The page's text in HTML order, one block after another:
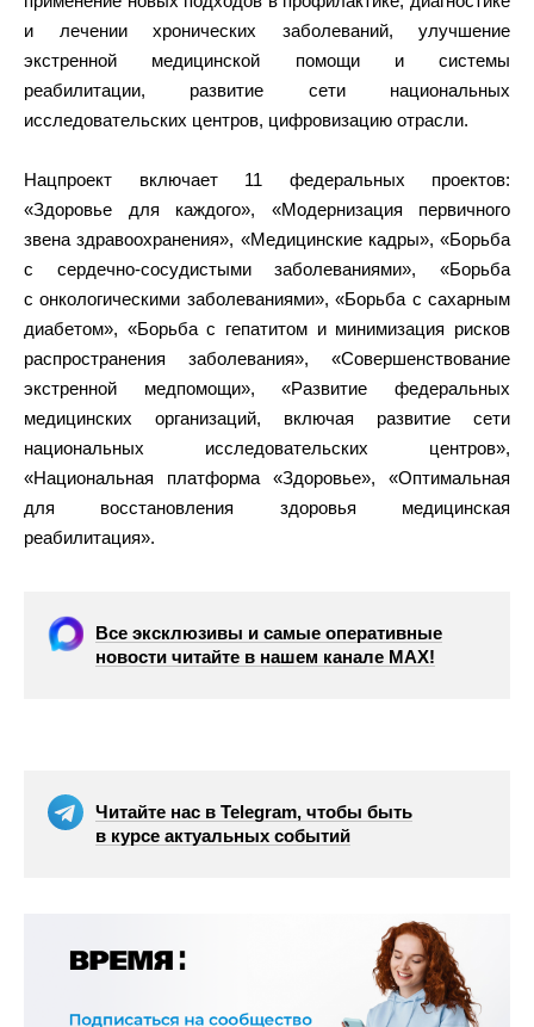
и лечении хронических заболеваний, улучшение
экстренной медицинской помощи и системы
реабилитации, развитие сети национальных
исследовательских центров, цифровизацию отрасли.
Нацпроект включает 11 федеральных проектов:
«Здоровье для каждого», «Модернизация первичного
звена здравоохранения», «Медицинские кадры», «Борьба
с сердечно-сосудистыми заболеваниями», «Борьба
с онкологическими заболеваниями», «Борьба с сахарным
диабетом», «Борьба с гепатитом и минимизация рисков
распространения заболевания», «Совершенствование
экстренной медпомощи», «Развитие федеральных
медицинских организаций, включая развитие сети
национальных исследовательских центров»,
«Национальная платформа «Здоровье», «Оптимальная
для восстановления здоровья медицинская
реабилитация».
Все эксклюзивы и самые оперативные
новости читайте в нашем канале МАХ!
Читайте нас в Telegram, чтобы быть
в курсе актуальных событий